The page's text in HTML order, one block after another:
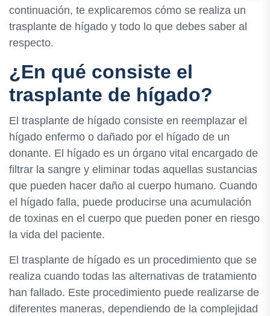
continuación, te explicaremos cómo se realiza un
trasplante de hígado y todo lo que debes saber al
respecto.
¿En qué consiste el
trasplante de hígado?
El trasplante de hígado consiste en reemplazar el
hígado enfermo o dañado por el hígado de un
donante. El hígado es un órgano vital encargado de
filtrar la sangre y eliminar todas aquellas sustancias
que pueden hacer daño al cuerpo humano. Cuando
el hígado falla, puede producirse una acumulación
de toxinas en el cuerpo que pueden poner en riesgo
la vida del paciente.
El trasplante de hígado es un procedimiento que se
realiza cuando todas las alternativas de tratamiento
han fallado. Este procedimiento puede realizarse de
diferentes maneras, dependiendo de la complejidad